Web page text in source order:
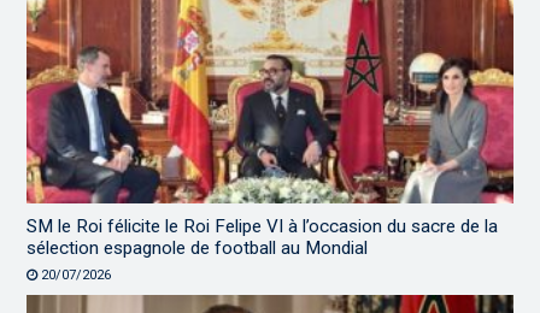
SM le Roi félicite le Roi Felipe VI à l’occasion du sacre de la
sélection espagnole de football au Mondial
20/07/2026